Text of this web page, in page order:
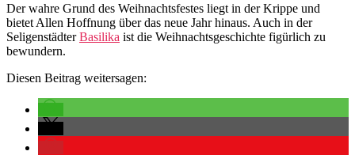
Der wahre Grund des Weihnachtsfestes liegt in der Krippe und
bietet Allen Hoffnung über das neue Jahr hinaus. Auch in der
SeligenstädterBasilika ist die Weihnachtsgeschichte figürlich zu
bewundern.
Diesen Beitrag weitersagen: